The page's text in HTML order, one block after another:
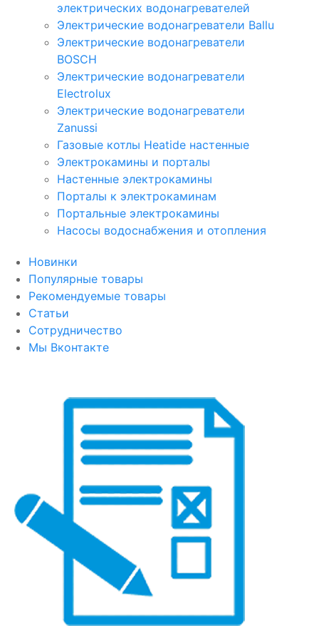
электрических водонагревателей
Электрические водонагреватели Ballu
Электрические водонагреватели
BOSCH
Электрические водонагреватели
Electrolux
Электрические водонагреватели
Zanussi
Газовые котлы Heatide настенные
Электрокамины и порталы
Настенные электрокамины
Порталы к электрокаминам
Портальные электрокамины
Насосы водоснабжения и отопления
Новинки
Популярные товары
Рекомендуемые товары
Статьи
Сотрудничество
Мы Вконтакте